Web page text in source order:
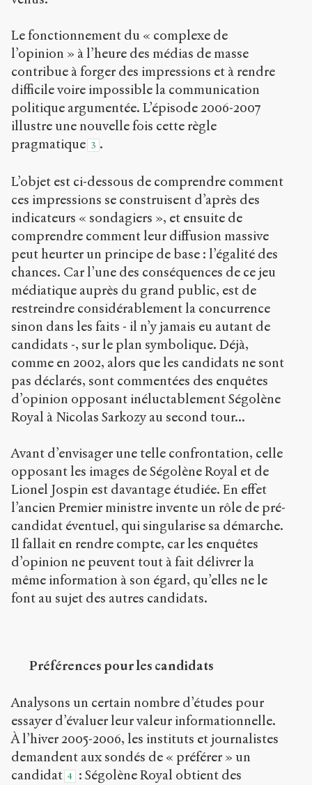
Le fonctionnement du « complexe de
l’opinion » à l’heure des médias de masse
contribue à forger des impressions et à rendre
difficile voire impossible la communication
politique argumentée. L’épisode 2006-2007
illustre une nouvelle fois cette règle
pragmatique 3 .
L’objet est ci-dessous de comprendre comment
ces impressions se construisent d’après des
indicateurs « sondagiers », et ensuite de
comprendre comment leur diffusion massive
peut heurter un principe de base : l’égalité des
chances. Car l’une des conséquences de ce jeu
médiatique auprès du grand public, est de
restreindre considérablement la concurrence
sinon dans les faits - il n’y jamais eu autant de
candidats -, sur le plan symbolique. Déjà,
comme en 2002, alors que les candidats ne sont
pas déclarés, sont commentées des enquêtes
d’opinion opposant inéluctablement Ségolène
Royal à Nicolas Sarkozy au second tour...
Avant d’envisager une telle confrontation, celle
opposant les images de Ségolène Royal et de
Lionel Jospin est davantage étudiée. En effet
l’ancien Premier ministre invente un rôle de pré-
candidat éventuel, qui singularise sa démarche.
Il fallait en rendre compte, car les enquêtes
d’opinion ne peuvent tout à fait délivrer la
même information à son égard, qu’elles ne le
font au sujet des autres candidats.
Préférences pour les candidats
Analysons un certain nombre d’études pour
essayer d’évaluer leur valeur informationnelle.
À l’hiver 2005-2006, les instituts et journalistes
demandent aux sondés de « préférer » un
candidat 4
: Ségolène Royal obtient des